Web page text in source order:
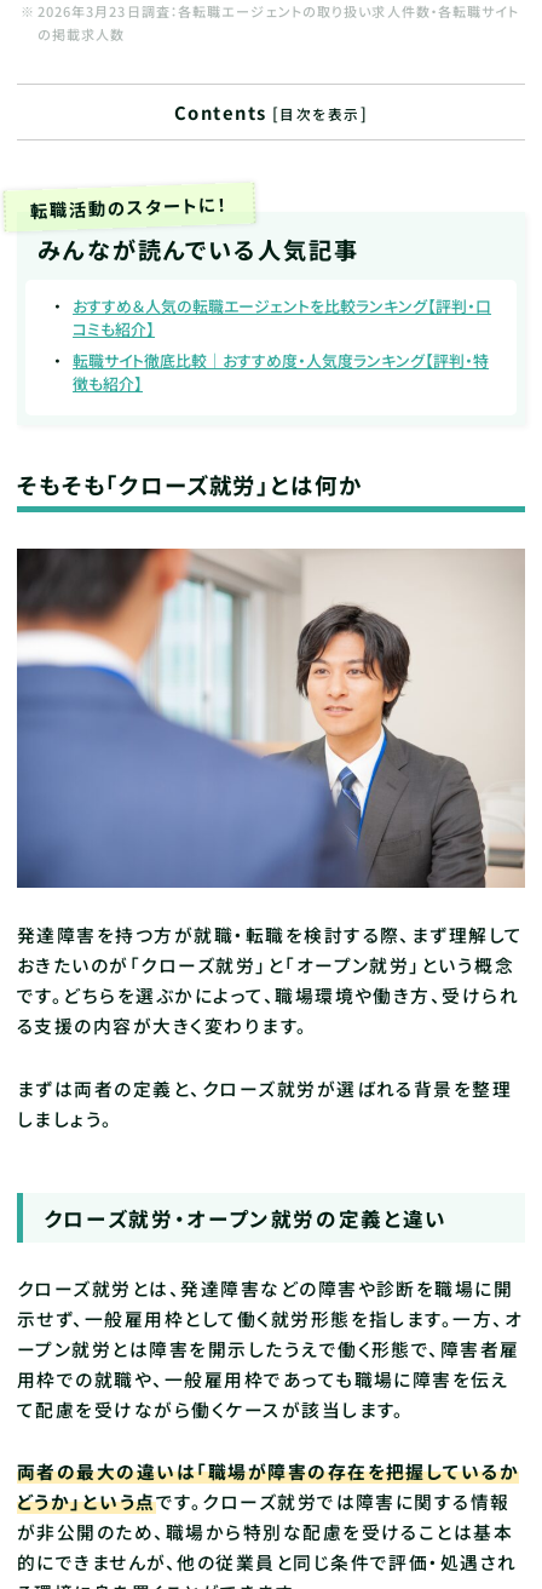
2026年3月23日調査：各転職エージェントの取り扱い求人件数・各転職サイト
の掲載求人数
Contents [目次を表示]
転職活動のスタートに！
みんなが読んでいる人気記事
おすすめ＆人気の転職エージェントを比較ランキング【評判・口
コミも紹介】
転職サイト徹底比較｜おすすめ度・人気度ランキング【評判・特
徴も紹介】
そもそも「クローズ就労」とは何か
発達障害を持つ方が就職・転職を検討する際、まず理解して
おきたいのが「クローズ就労」と「オープン就労」という概念
です。どちらを選ぶかによって、職場環境や働き方、受けられ
る支援の内容が大きく変わります。
まずは両者の定義と、クローズ就労が選ばれる背景を整理
しましょう。
クローズ就労・オープン就労の定義と違い
クローズ就労とは、発達障害などの障害や診断を職場に開
示せず、一般雇用枠として働く就労形態を指します。一方、オ
ープン就労とは障害を開示したうえで働く形態で、障害者雇
用枠での就職や、一般雇用枠であっても職場に障害を伝え
て配慮を受けながら働くケースが該当します。
両者の最大の違いは「職場が障害の存在を把握しているか
どうか」という点です。クローズ就労では障害に関する情報
が非公開のため、職場から特別な配慮を受けることは基本
的にできませんが、他の従業員と同じ条件で評価・処遇され